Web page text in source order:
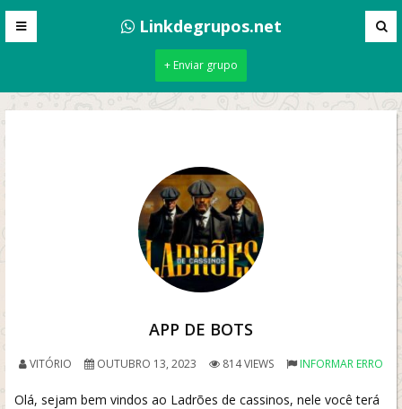
Linkdegrupos.net
+ Enviar grupo
APP DE BOTS
VITÓRIO OUTUBRO 13, 2023 814 VIEWS INFORMAR ERRO
Olá, sejam bem vindos ao Ladrões de cassinos, nele você terá